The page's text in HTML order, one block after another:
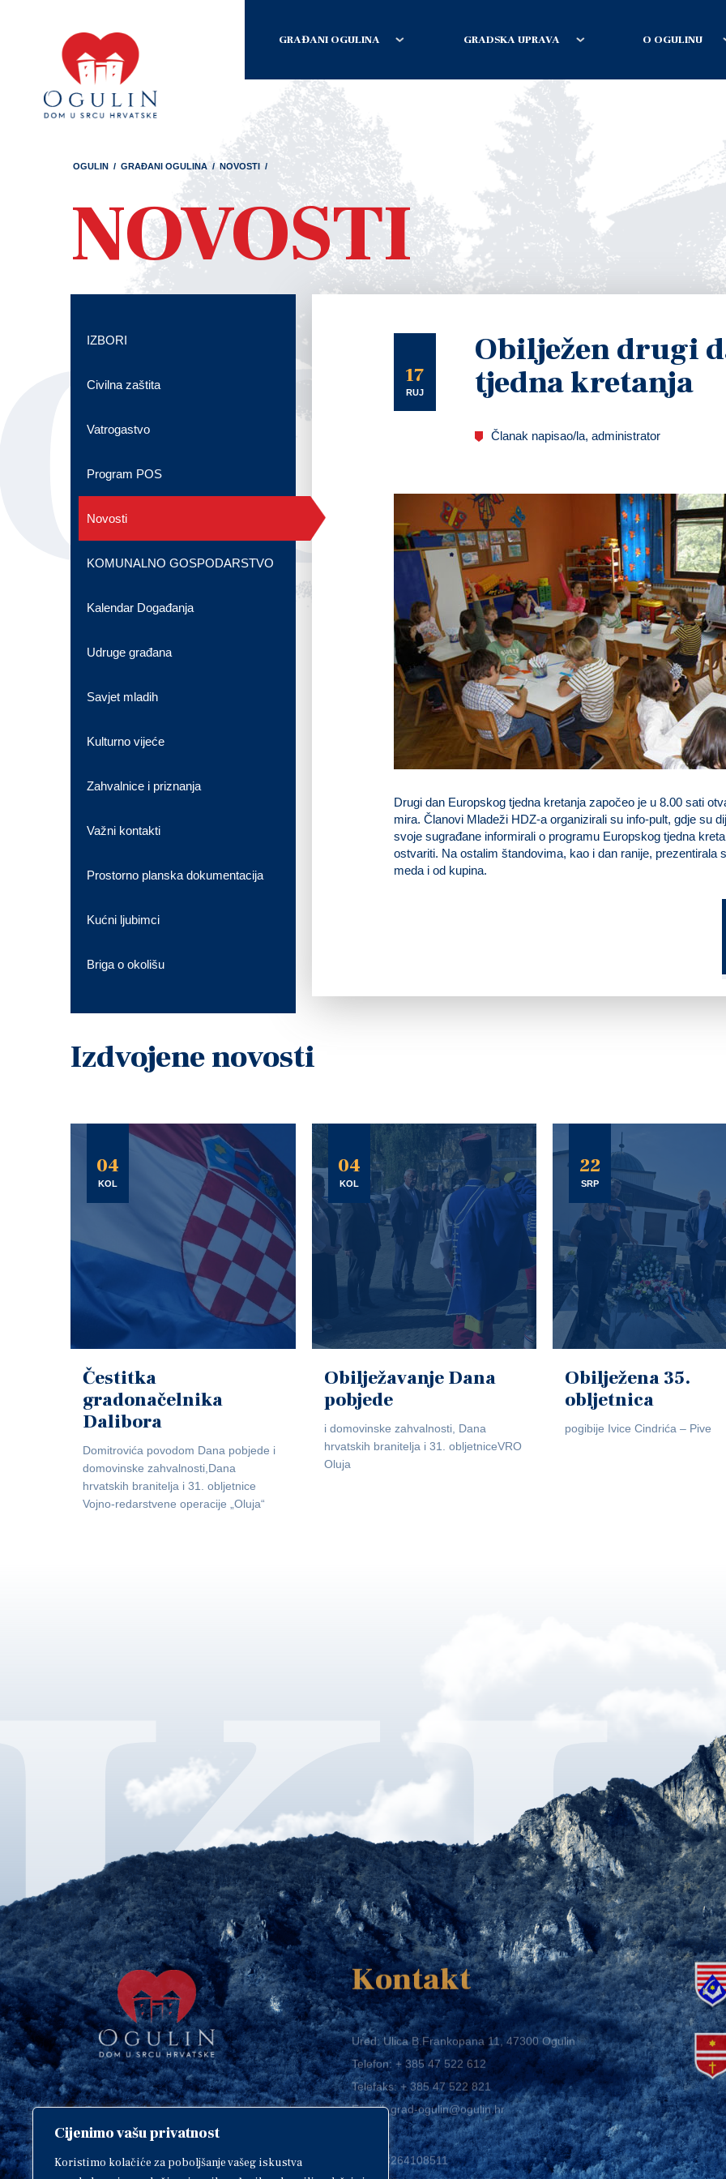
Cijenimo vašu privatnost
Koristimo kolačiće za poboljšanje vašeg iskustva
GRAĐANI OGULINA GRADSKA UPRAVA O OGULINU
OGULIN / GRAĐANI OGULINA / NOVOSTI /
NOVOSTI
17
RUJ
Obilježen drugi
tjedna kretanja
Članak napisao/la, administrator
Drugi dan Europskog tjedna kretanja započeo je u 8.00 sati
mira. Članovi Mladeži HDZ-a organizirali su info-pult, gdje su
svoje sugrađane informirali o programu Europskog tjedna
ostvariti. Na ostalim štandovima, kao i dan ranije, prezentirala
meda i od kupina.
IZBORI
Civilna zaštita
Vatrogastvo
Program POS
Novosti
KOMUNALNO GOSPODARSTVO
Kalendar Događanja
Udruge građana
Savjet mladih
Kulturno vijeće
Zahvalnice i priznanja
Važni kontakti
Prostorno planska dokumentacija
Kućni ljubimci
Briga o okolišu
Izdvojene novosti
04
KOL
Čestitka
gradonačelnika
Dalibora
Domitrovića povodom Dana pobjede i
domovinske zahvalnosti,Dana
hrvatskih branitelja i 31. obljetnice
Vojno-redarstvene operacije „Oluja“
04
KOL
Obilježavanje Dana
pobjede
i domovinske zahvalnosti, Dana
hrvatskih branitelja i 31. obljetniceVRO
Oluja
22
SRP
Obilježena 35.
obljetnica
pogibije Ivice Cindrića – Pive
Copyright © 2018. Grad Ogulin,
sva prava pridržana.
Kontakt
Ured: Ulica B.Frankopana 11, 47300 Ogulin
Telefon:+ 385 47 522 612
Telefaks:+ 385 47 522 821
E-mail:grad-ogulin@ogulin.hr
OIB: 58264108511
IBAN: HR1424020061829700009